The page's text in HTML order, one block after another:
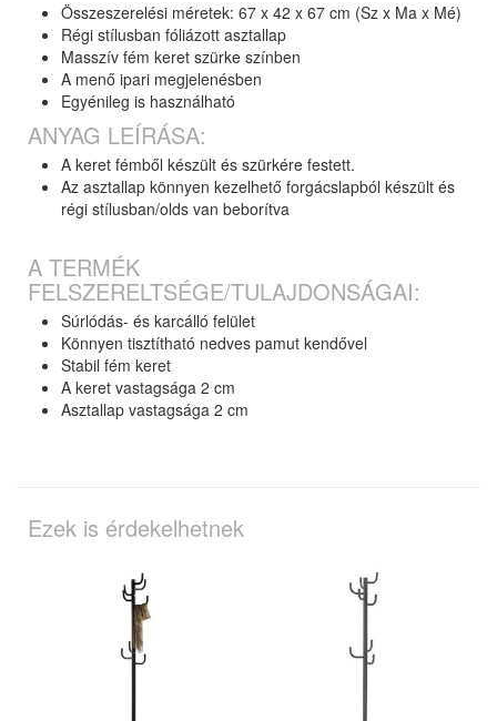
Összeszerelési méretek: 67 x 42 x 67 cm (Sz x Ma x Mé)
Régi stílusban fóliázott asztallap
Masszív fém keret szürke színben
A menő ipari megjelenésben
Egyénileg is használható
ANYAG LEÍRÁSA:
A keret fémből készült és szürkére festett.
Az asztallap könnyen kezelhető forgácslapból készült és
régi stílusban/olds van beborítva
A TERMÉK
FELSZERELTSÉGE/TULAJDONSÁGAI:
Súrlódás- és karcálló felület
Könnyen tisztítható nedves pamut kendővel
Stabil fém keret
A keret vastagsága 2 cm
Asztallap vastagsága 2 cm
Ezek is érdekelhetnek